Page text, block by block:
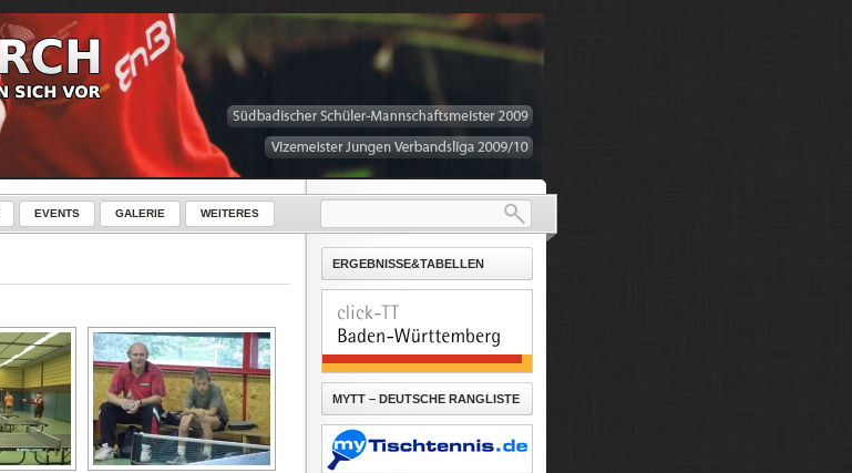
EVENTS GALERIE WEITERES
ERGEBNISSE&TABELLEN
MYTT – DEUTSCHE RANGLISTE